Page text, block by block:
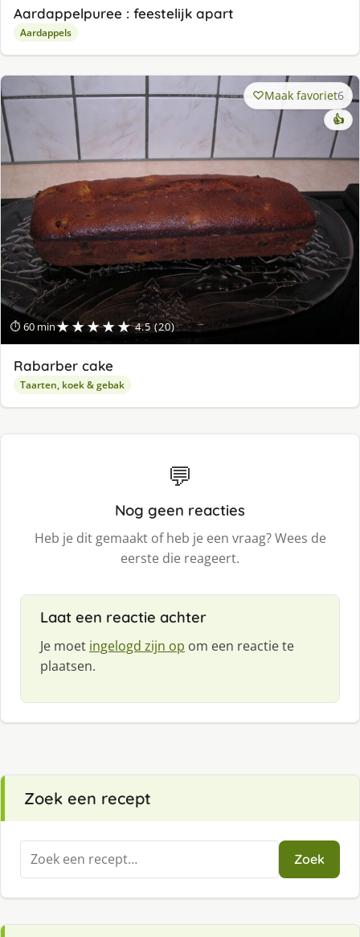
Aardappelpuree : feestelijk apart
Aardappels
⏱ 60 min★★★★★ 4.5 (20)
Maak favoriet6
👍
Rabarber cake
Taarten, koek & gebak
💬
Nog geen reacties
Heb je dit gemaakt of heb je een vraag? Wees de
eerste die reageert.
Laat een reactie achter
Je moet ingelogd zijn op om een reactie te
plaatsen.
Zoek een recept
Zoeken
naar:
Zoek